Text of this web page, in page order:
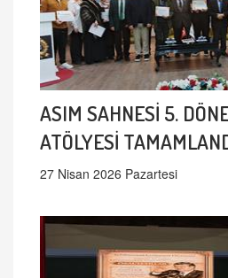
ASIM SAHNESİ 5.
ATÖLYESİ
27 Nisan 2026 Pazartesi